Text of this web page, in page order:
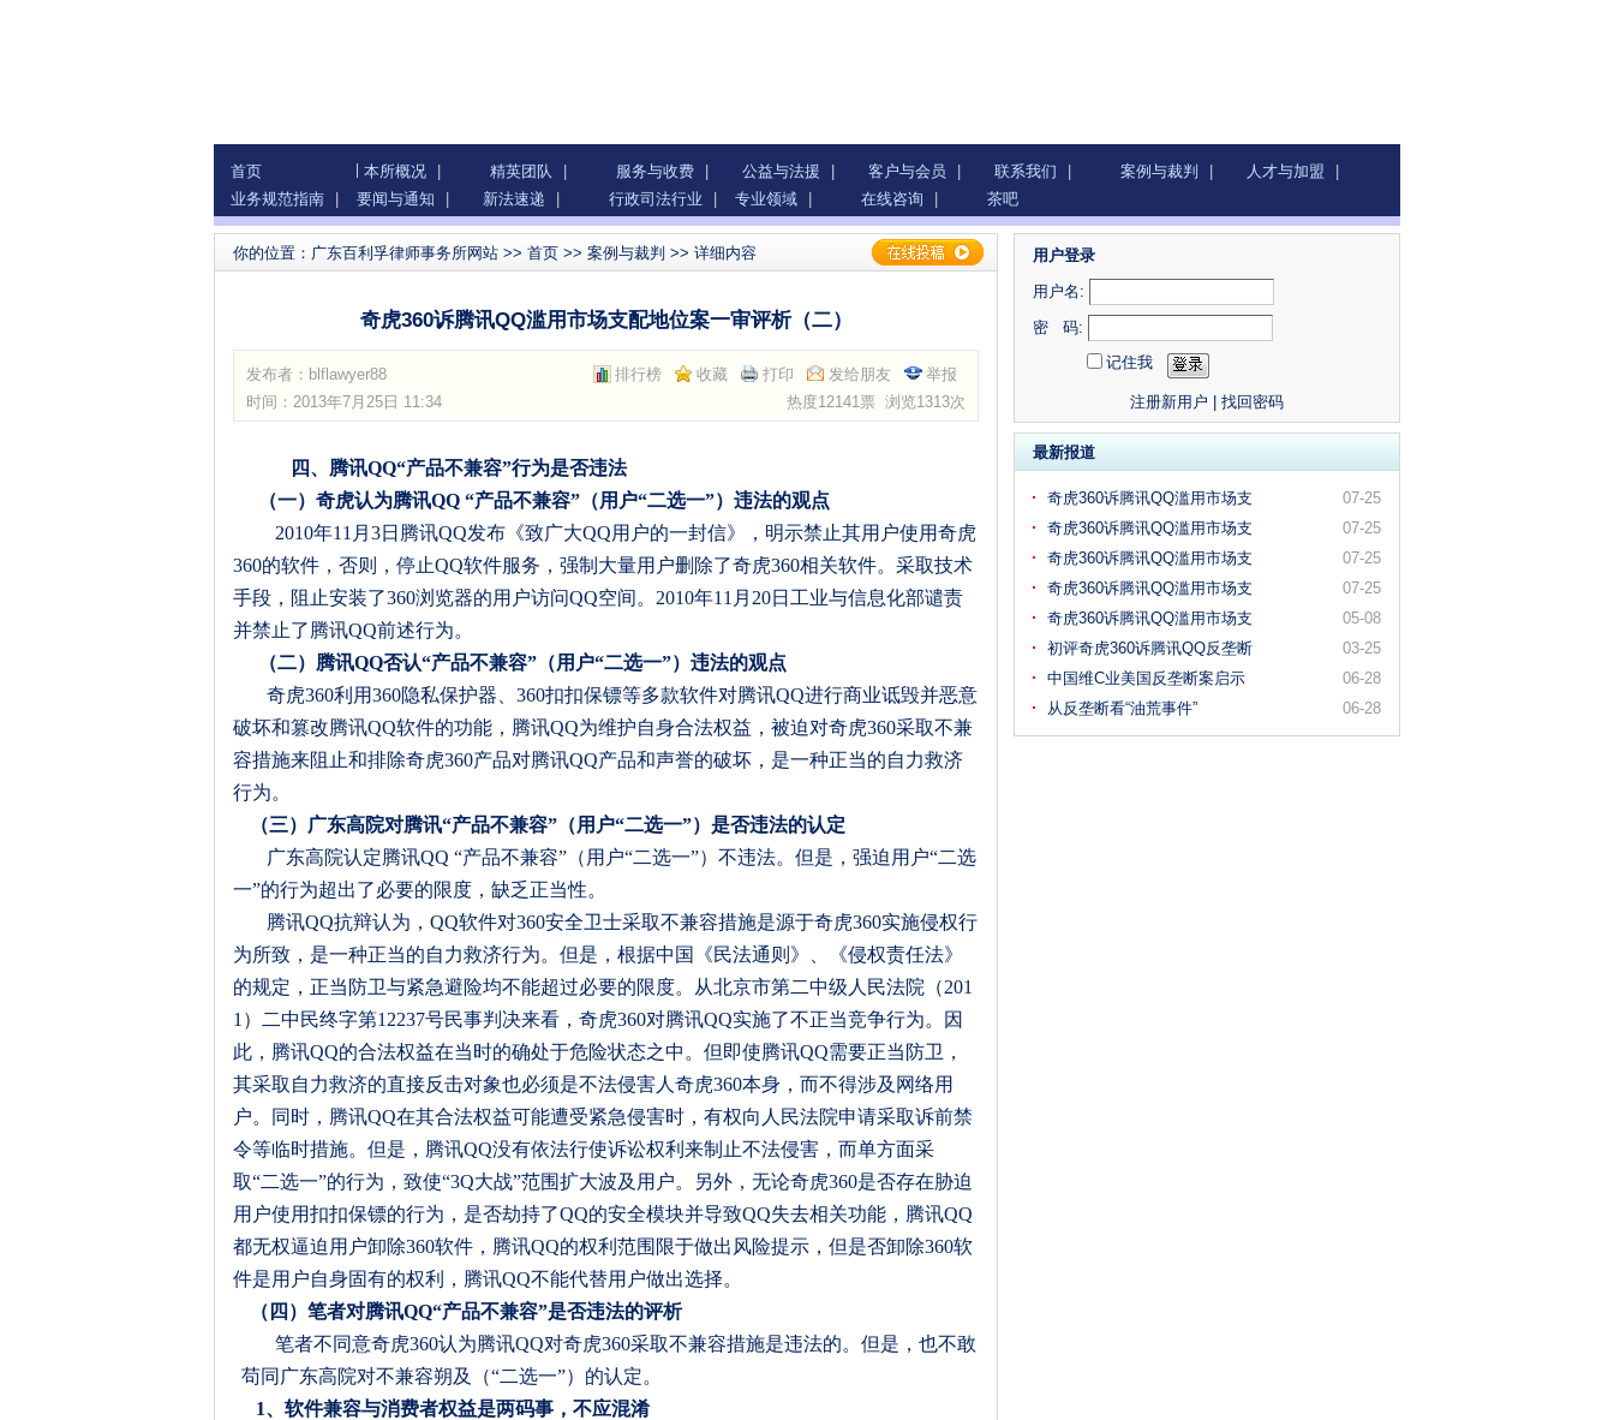
首页 本所概况 精英团队 服务与收费 公益与法援 客户与会员 联系我们 案例与裁判 人才与加盟
业务规范指南
要闻与通知 新法速递 行政司法行业 专业领域 在线咨询 茶吧
你的位置： 广东百利孚律师事务所网站 >> 首页 >> 案例与裁判 >> 详细内容
奇虎360诉腾讯QQ滥用市场支配地位案一审评析（二）
排行榜 收藏 打印 发给朋友 举报
发布者： blflawyer88
热度12141票 浏览1313次
时间：2013年7月25日 11:34
四、腾讯QQ“产品不兼容”行为是否违法
（一）奇虎认为腾讯QQ “产品不兼容”（用户“二选一”）违法的观点
2010年11 月 3日 腾讯QQ发布《致广大QQ用户的一封信》，明示禁止其用户使用奇虎
360的软件，否则，停止QQ软件服务，强制大量用户删除了奇虎360相关软件。采取技术
手段，阻止安装了360浏览器的用户访问QQ空间。 2010年11 月 20日 工业与信息化部谴责
并禁止了腾讯QQ前述行为。
（二）腾讯QQ否认“产品不兼容”（用户“二选一”）违法的观点
奇虎360利用360隐私保护器、 360扣扣保镖等多款软件对腾讯QQ进行商业诋毁并恶意
破坏和篡改腾讯QQ软件的功能，腾讯QQ为维护自身合法权益，被迫对奇虎360采取不兼
容措施来阻止和排除奇虎360产品对腾讯QQ产品和声誉的破坏，是一种正当的自力救济
行为。
（三）广东高院对腾讯“产品不兼容”（用户“二选一”）是否违法的认定
广东高院认定腾讯QQ “产品不兼容”（用户“二选一”）不违法。但是，强迫用户“二选
一”的行为超出了必要的限度，缺乏正当性。
腾讯QQ抗辩认为， QQ软件对360安全卫士采取不兼容措施是源于奇虎360实施侵权行
为所致，是一种正当的自力救济行为。但是，根据中国《民法通则》、《侵权责任法》
的规定，正当防卫与紧急避险均不能超过必要的限度。从北京市第二中级人民法院（201
1 ）二中民终字第12237号民事判决来看，奇虎360对腾讯QQ实施了不正当竞争行为。因
此，腾讯QQ的合法权益在当时的确处于危险状态之中。但即使腾讯QQ需要正当防卫，
其采取自力救济的直接反击对象也必须是不法侵害人奇虎360本身，而不得涉及网络用
户。同时，腾讯QQ在其合法权益可能遭受紧急侵害时，有权向人民法院申请采取诉前禁
令等临时措施。但是，腾讯QQ没有依法行使诉讼权利来制止不法侵害，而单方面采
取“二选一”的行为，致使“3Q大战”范围扩大波及用户。另外，无论奇虎360是否存在胁迫
用户使用扣扣保镖的行为，是否劫持了QQ的安全模块并导致QQ失去相关功能，腾讯QQ
都无权逼迫用户卸除360软件，腾讯QQ的权利范围限于做出风险提示，但是否卸除360软
件是用户自身固有的权利，腾讯QQ不能代替用户做出选择。
（四） 笔者对腾讯QQ“产品不兼容”是否违法的评析
笔者不同意奇虎360认为腾讯QQ对奇虎360采取不兼容措施是违法的。但是，也不敢
苟同广东高院对不兼容朔及（“二选一”）的认定。
1、软件兼容与消费者权益是两码事，不应混淆
用户登录
用户名:
密 码:
记住我
注册新用户 找回密码
最新报道
07-25
奇虎360诉腾讯QQ滥用市场支
07-25
奇虎360诉腾讯QQ滥用市场支
07-25
奇虎360诉腾讯QQ滥用市场支
07-25
奇虎360诉腾讯QQ滥用市场支
05-08
奇虎360诉腾讯QQ滥用市场支
03-25
初评奇虎360诉腾讯QQ反垄断
06-28
中国维C业美国反垄断案启示
06-28
从反垄断看“油荒事件”